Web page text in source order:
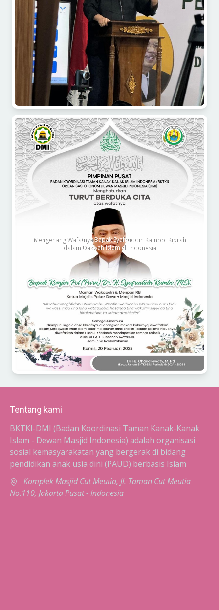
Mengenang Wafatnya Bapak Syafruddin Kambo: Kiprah
dalam Dakwah Islam di Indonesia
Tentang kami
BKTKI-DMI (Badan Koordinasi Taman Kanak-Kanak
Islam - Dewan Masjid Indonesia) adalah organisasi
sosial kemasyarakatan yang bergerak di bidang
pendidikan anak usia dini (PAUD) berbasis Islam
Komplek Masjid Cut Meutia, Jl. Taman Cut Meutia
No.110, Jakarta Pusat - Indonesia